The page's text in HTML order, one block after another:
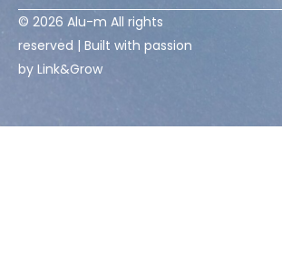
© 2026 Alu-m All rights
reserved | Built with passion
by Link&Grow